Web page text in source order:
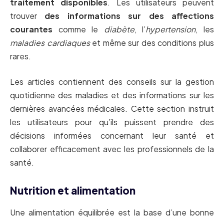
trouver des informations sur des affections
courantes comme le diabète, l’hypertension, les
maladies cardiaqueset même sur des conditions plus
rares.
Les articles contiennent des conseils sur la gestion
quotidienne des maladies et des informations sur les
dernières avancées médicales. Cette section instruit
les utilisateurs pour qu’ils puissent prendre des
décisions informées concernant leur santé et
collaborer efficacement avec les professionnels de la
santé.
Nutrition et alimentation
Une alimentation équilibrée est la base d’une bonne